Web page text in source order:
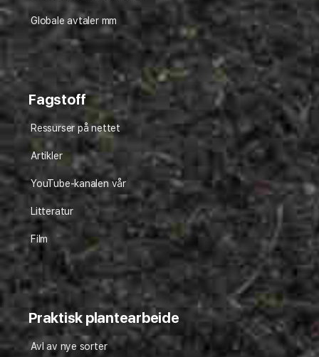
Globale avtaler mm
Fagstoff
Ressurser på nettet
Artikler
YouTube-kanalen vår
Litteratur
Film
Praktisk plantearbeide
Avl av nye sorter